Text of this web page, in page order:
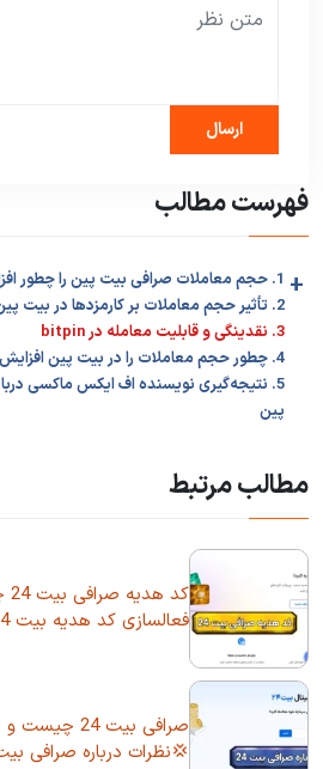
فهرست مطالب
1. حجم معاملات صرافی بیت پین را چطور افزایش دهیم؟ +
2. تأثیر حجم معاملات بر کارمزدها در بیت پین
3. نقدینگی و قابلیت معامله در bitpin
4. چطور حجم معاملات را در بیت پین افزایش دهیم؟
5. نتیجه‌گیری نویسنده اف ایکس ماکسی
پین
مطالب مرتبط
فعالسازی کد هدیه بیت 24
صرافی بیت
💢نظرات درباره صرافی بیت